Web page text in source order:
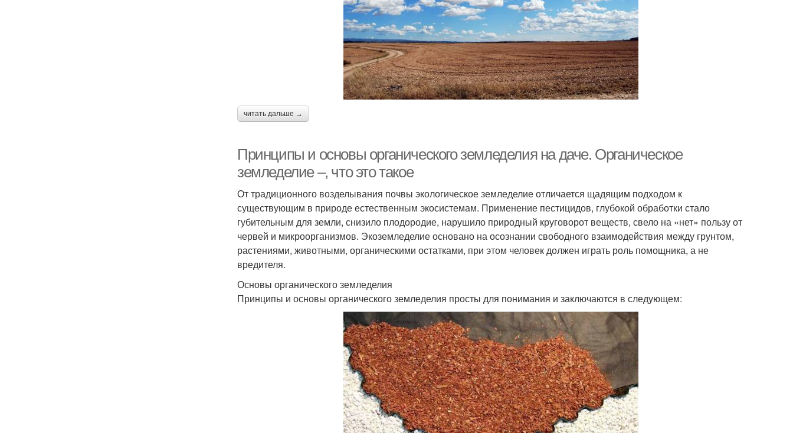
читать дальше →
Принципы и основы органического земледелия на даче. Органическое
земледелие –, что это такое
От традиционного возделывания почвы экологическое земледелие отличается щадящим подходом к
существующим в природе естественным экосистемам. Применение пестицидов, глубокой обработки стало
губительным для земли, снизило плодородие, нарушило природный круговорот веществ, свело на «нет» пользу от
червей и микроорганизмов. Экоземледелие основано на осознании свободного взаимодействия между грунтом,
растениями, животными, органическими остатками, при этом человек должен играть роль помощника, а не
вредителя.
Основы органического земледелия
Принципы и основы органического земледелия просты для понимания и заключаются в следующем: